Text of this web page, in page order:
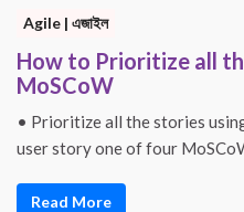
Agile | এজাইল
How to Prioritize all
MoSCoW
• Prioritize all the stories
user story one of four
Read More